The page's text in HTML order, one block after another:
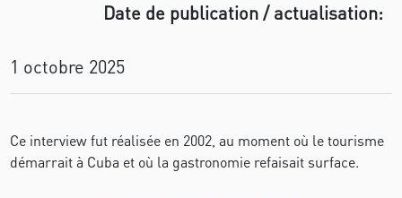
Date de publication / actualisation:
1 octobre 2025
Ce interview fut réalisée en 2002, au moment où le tourisme
démarrait à Cuba et où la gastronomie refaisait surface.